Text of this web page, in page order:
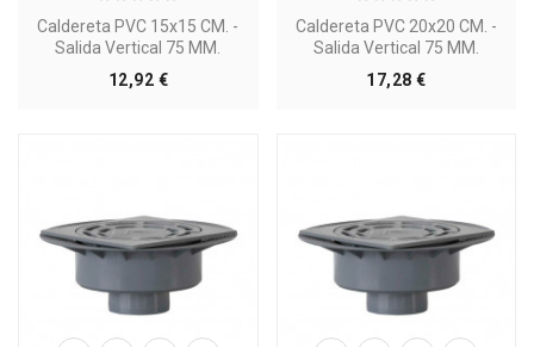
Caldereta PVC 15x15 CM. -
Salida Vertical 75 MM.
12,92 €Precio
Caldereta PVC 20x20 CM. -
Salida Vertical 75 MM.
17,28 €Precio